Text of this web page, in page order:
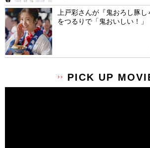
上戸彩さんが『鬼おろし豚し
をつるりで「鬼おいしい！」
PICK UP